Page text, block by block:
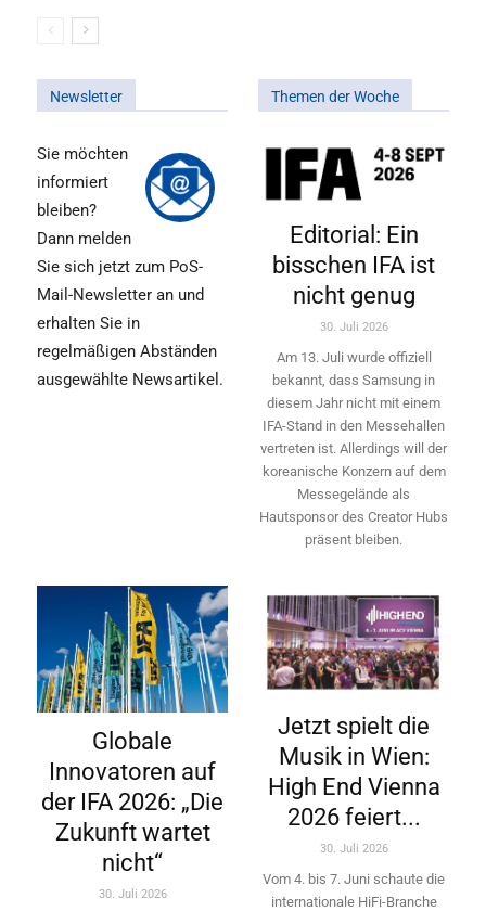
Newsletter
Sie möchten
informiert
bleiben?
Dann melden
Sie sich jetzt zum PoS-
Mail-Newsletter an und
erhalten Sie in
regelmäßigen Abständen
ausgewählte Newsartikel.
Themen der Woche
Editorial: Ein
bisschen IFA ist
nicht genug
30. Juli 2026
Am 13. Juli wurde offiziell
bekannt, dass Samsung in
diesem Jahr nicht mit einem
IFA-Stand in den Messehallen
vertreten ist. Allerdings will ­der
koreanische Konzern auf dem
Messegelände als
Hautsponsor des Creator Hubs
präsent bleiben.
Globale
Innovatoren auf
der IFA 2026: „Die
Zukunft wartet
nicht“
30. Juli 2026
Jetzt spielt die
Musik in Wien:
High End Vienna
2026 feiert...
30. Juli 2026
Vom 4. bis 7. Juni schaute die
internationale HiFi-Branche